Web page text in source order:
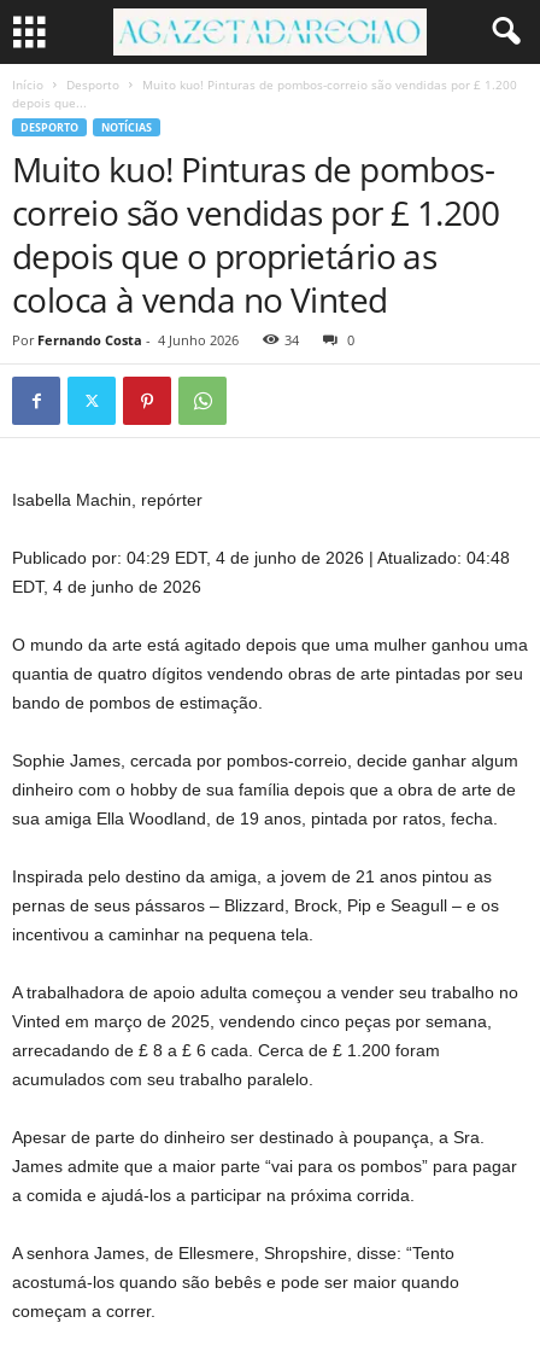
Início Desporto
Muito kuo! Pinturas de pombos-correio são vendidas por £ 1.200
depois que...
DESPORTO NOTÍCIAS
Muito kuo! Pinturas de pombos-
correio são vendidas por £ 1.200
depois que o proprietário as
coloca à venda no Vinted
Por Fernando Costa - 4 Junho 2026 34 0
Isabella Machin, repórter
Publicado por: 04:29 EDT, 4 de junho de 2026 | Atualizado: 04:48
EDT, 4 de junho de 2026
O mundo da arte está agitado depois que uma mulher ganhou uma
quantia de quatro dígitos vendendo obras de arte pintadas por seu
bando de pombos de estimação.
Sophie James, cercada por pombos-correio, decide ganhar algum
dinheiro com o hobby de sua família depois que a obra de arte de
sua amiga Ella Woodland, de 19 anos, pintada por ratos, fecha.
Inspirada pelo destino da amiga, a jovem de 21 anos pintou as
pernas de seus pássaros – Blizzard, Brock, Pip e Seagull – e os
incentivou a caminhar na pequena tela.
A trabalhadora de apoio adulta começou a vender seu trabalho no
Vinted em março de 2025, vendendo cinco peças por semana,
arrecadando de £ 8 a £ 6 cada. Cerca de £ 1.200 foram
acumulados com seu trabalho paralelo.
Apesar de parte do dinheiro ser destinado à poupança, a Sra.
James admite que a maior parte “vai para os pombos” para pagar
a comida e ajudá-los a participar na próxima corrida.
A senhora James, de Ellesmere, Shropshire, disse: “Tento
acostumá-los quando são bebês e pode ser maior quando
começam a correr.